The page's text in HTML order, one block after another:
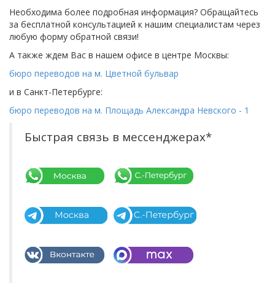
Необходима более подробная информация? Обращайтесь
за бесплатной консультацией к нашим специалистам через
любую форму обратной связи!
А также ждем Вас в нашем офисе в центре Москвы:
бюро переводов на м. Цветной бульвар
и в Санкт-Петербурге:
бюро переводов на м. Площадь Александра Невского - 1
Быстрая связь в мессенджерах*